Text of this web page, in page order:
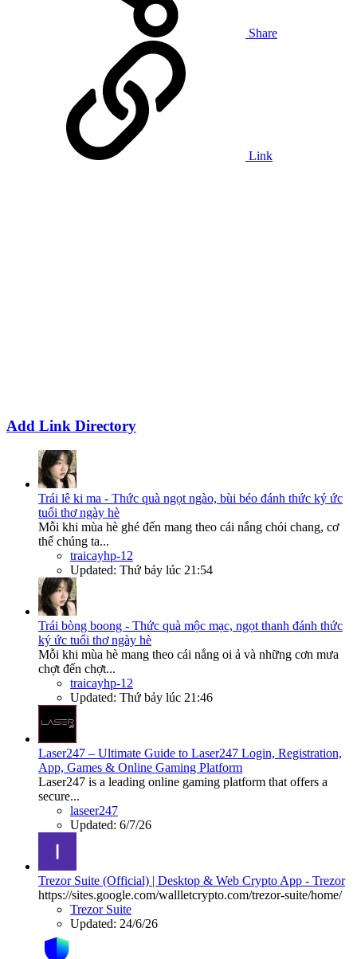
Share
Link
Add Link Directory
Trái lê ki ma - Thức quà ngọt ngào, bùi béo đánh thức ký ức
tuổi thơ ngày hè
Mỗi khi mùa hè ghé đến mang theo cái nắng chói chang, cơ
thể chúng ta...
traicayhp-12
Updated: Thứ bảy lúc 21:54
Trái bòng boong - Thức quà mộc mạc, ngọt thanh đánh thức
ký ức tuổi thơ ngày hè
Mỗi khi mùa hè mang theo cái nắng oi ả và những cơn mưa
chợt đến chợt...
traicayhp-12
Updated: Thứ bảy lúc 21:46
Laser247 – Ultimate Guide to Laser247 Login, Registration,
App, Games & Online Gaming Platform
Laser247 is a leading online gaming platform that offers a
secure...
laseer247
Updated: 6/7/26
Trezor Suite (Official) | Desktop & Web Crypto App - Trezor
https://sites.google.com/wallletcrypto.com/trezor-suite/home/
Trezor Suite
Updated: 24/6/26